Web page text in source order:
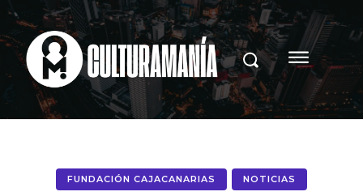
FUNDACIÓN CAJACANARIAS NOTICIAS